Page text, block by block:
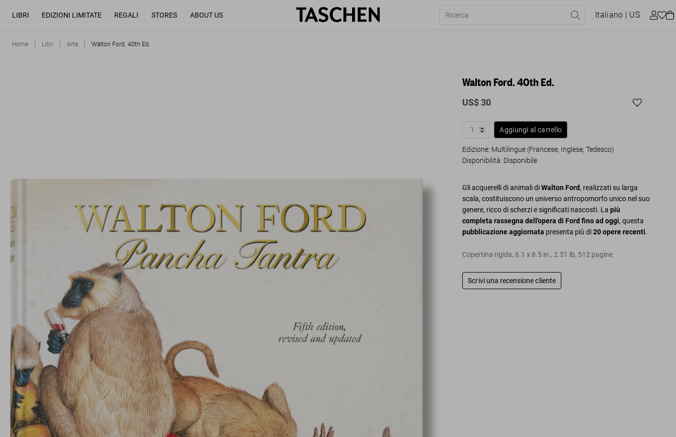
LIBRI EDIZIONI LIMITATE REGALI STORES ABOUT US Italiano | US
Home Libri Arte Walton Ford. 40th Ed.
Walton Ford. 40th Ed.
US$ 30
Aggiungi al carrello
Edizione: Multilingue (Francese, Inglese, Tedesco)
Disponibilità: Disponibile
Gli acquerelli di animali diWalton Ford, realizzati su larga
scala, costituiscono un universo antropomorfo unico nel suo
genere, ricco di scherzi e significati nascosti. Lapiù
completa rassegna dell'opera di Ford fino ad oggi, questa
pubblicazione aggiornata presenta più di20 opere recenti.
Copertina rigida, 6.1 x 8.5 in.,2.51 lb, 512 pagine
Scrivi una recensione cliente